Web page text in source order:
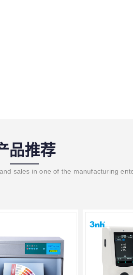
品推荐
sales in one of the manufacturing